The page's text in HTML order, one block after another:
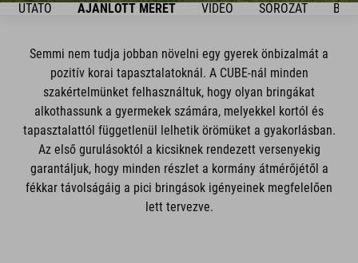
AJÁNLOTT MÉRET VIDEO SOROZAT
Semmi nem tudja jobban növelni egy gyerek önbizalmát a
pozitív korai tapasztalatoknál. A CUBE-nál minden
szakértelmünket felhasználtuk, hogy olyan bringákat
alkothassunk a gyermekek számára, melyekkel kortól és
tapasztalattól függetlenül lelhetik örömüket a gyakorlásban.
Az első gurulásoktól a kicsiknek rendezett versenyekig
garantáljuk, hogy minden részlet a kormány átmérőjétől a
fékkar távolságáig a pici bringások igényeinek megfelelően
lett tervezve.